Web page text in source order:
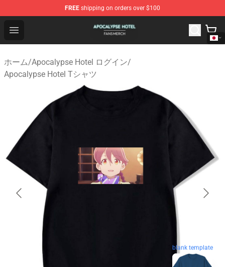
FREE shipping on orders over $100
Open menu
Apocalypse Hotel Shop - Official Apocalypse Hotel
ホーム/Apocalypse Hotel ログイン/
Apocalypse Hotel Tシャツ
blank template